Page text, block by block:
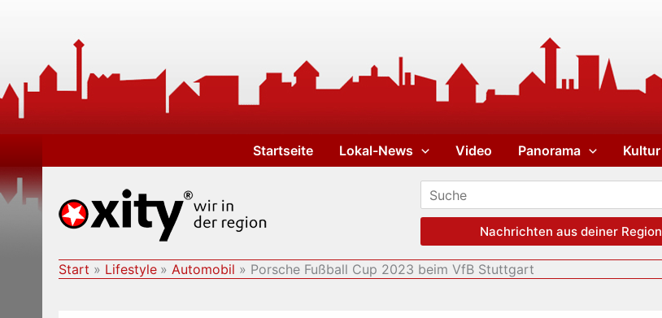
Startseite Lokal-News Video Panorama Kultur
Nachrichten aus deiner Region
Start Lifestyle Automobil Porsche Fußball Cup 2023 beim VfB Stuttgart